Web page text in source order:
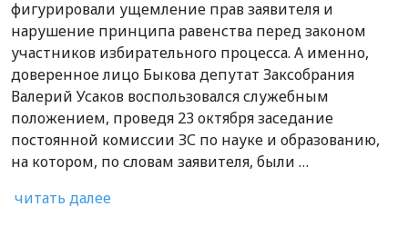
фигурировали ущемление прав заявителя и
нарушение принципа равенства перед законом
участников избирательного процесса. А именно,
доверенное лицо Быкова депутат Заксобрания
Валерий Усаков воспользовался служебным
положением, проведя 23 октября заседание
постоянной комиссии ЗС по науке и образованию,
на котором, по словам заявителя, были …
читать далее